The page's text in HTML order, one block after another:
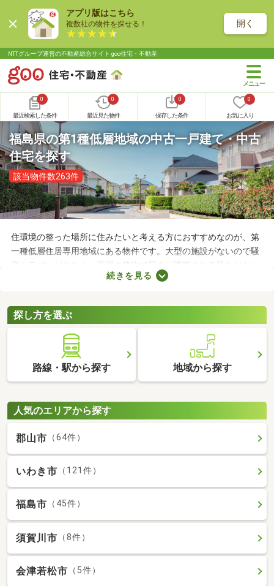
アプリ版はこちら
複数社の物件を探せる！ 開く
NTTグループ運営の不動産総合サイト goo住宅・不動産
0
最近検索した条件
0
最近見た物件
0
保存した条件
0
お気に入り
福島県の第1種低層地域の中古一戸建て・中古
住宅を探す
該当物件数263件
住環境の整った場所に住みたいと考える方におすすめなのが、第
一種低層住居専用地域にある物件です。大型の施設がないので騒
音トラブルが少なく、高層の建物で日光が遮断される恐れがない
ことから、住環境に優れたエリアです。住みやすい土地ではある
も購入費用を抑えられる中古の一戸建てを紹介します。
続きを見る
探し方を選ぶ
路線・駅から探す 地域から探す
人気のエリアから探す
郡山市 （64件）
いわき市 （121件）
福島市 （45件）
須賀川市 （8件）
会津若松市 （5件）